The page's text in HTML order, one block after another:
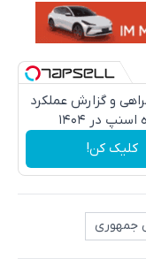
و گزارش عملکرد
در ۱۴۰۴
کلیک کن!
جمهوری